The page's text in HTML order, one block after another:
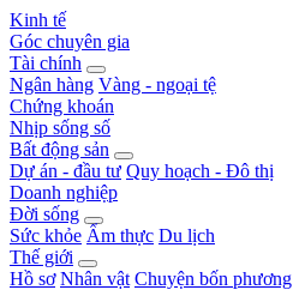
Kinh tế
Góc chuyên gia
Tài chính
Ngân hàng Vàng - ngoại tệ
Chứng khoán
Nhịp sống số
Bất động sản
Dự án - đầu tư Quy hoạch - Đô thị
Doanh nghiệp
Đời sống
Sức khỏe Ẩm thực Du lịch
Thế giới
Hồ sơ Nhân vật Chuyện bốn phương